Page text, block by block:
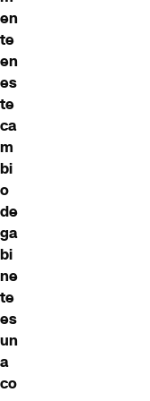
en
te
en
es
te
ca
m
bi
o
de
ga
bi
ne
te
es
un
a
co